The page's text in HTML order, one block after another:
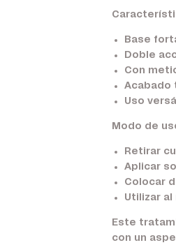
Base
Doble
Con
Acabado
Uso
Modo de
Retirar
Aplicar
Colocar
Utilizar
Este
con un